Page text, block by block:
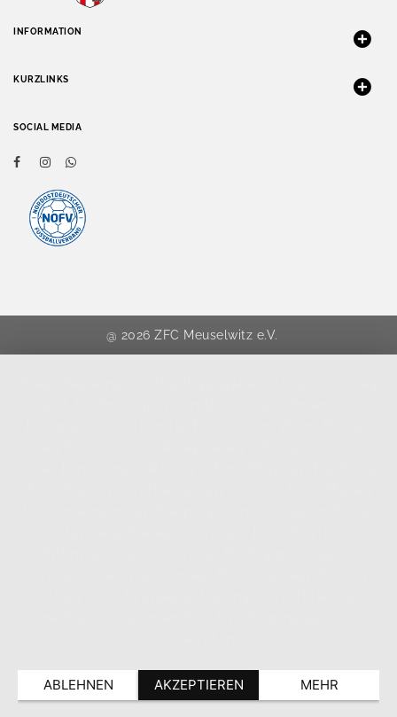
ABLEHNEN AKZEPTIEREN MEHR
INFORMATION
KURZLINKS
SOCIAL MEDIA
@ 2026 ZFC Meuselwitz e.V.